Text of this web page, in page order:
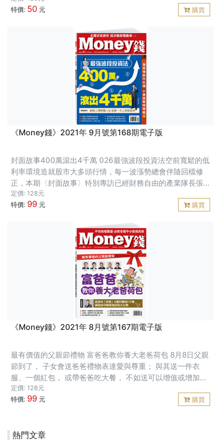
享他們學會獨立判斷、不再被
特價: 50 元 購買
《Money錢》2021年 9月號第168期電子版
封面故事400萬滾出4千萬 026最強波段投資法空前寬鬆的低
利率環境造就股市大多頭行情，每一波漲勢總會伴隨回檔修
正，本期〈封面故事〉特別專訪已經財務自由的產業隊長張
捷、小資富媽媽陳詩慧，與讀者分享兩人高勝率的波段投資
心法。
定價: 128元
特價: 99 元 購買
《Money錢》2021年 8月號第167期電子版
最有價值的父親節禮物 富爸爸教你養大老爸荷包 8月8日父親
節到了， 子女會送爸爸禮物表達愛與尊重； 與其送一件衣
服、一個紅包， 或帶爸爸吃大餐， 不如送可以增值或增加保
障的商品， 來點燃父親對財務自由的熱情， 養大爸爸的荷包
或強化經濟保障。
定價: 128元
特價: 99 元 購買
熱門文章